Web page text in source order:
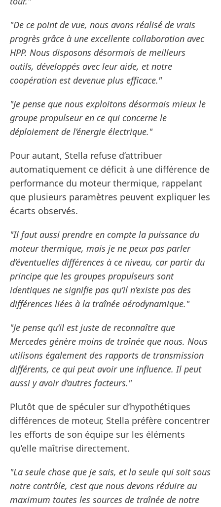
"De ce point de vue, nous avons réalisé de vrais
progrès grâce à une excellente collaboration avec
HPP. Nous disposons désormais de meilleurs
outils, développés avec leur aide, et notre
coopération est devenue plus efficace."
"Je pense que nous exploitons désormais mieux le
groupe propulseur en ce qui concerne le
déploiement de l’énergie électrique."
Pour autant, Stella refuse d’attribuer
automatiquement ce déficit à une différence de
performance du moteur thermique, rappelant
que plusieurs paramètres peuvent expliquer les
écarts observés.
"Il faut aussi prendre en compte la puissance du
moteur thermique, mais je ne peux pas parler
d’éventuelles différences à ce niveau, car partir du
principe que les groupes propulseurs sont
identiques ne signifie pas qu’il n’existe pas des
différences liées à la traînée aérodynamique."
"Je pense qu’il est juste de reconnaître que
Mercedes génère moins de traînée que nous. Nous
utilisons également des rapports de transmission
différents, ce qui peut avoir une influence. Il peut
aussi y avoir d’autres facteurs."
Plutôt que de spéculer sur d’hypothétiques
différences de moteur, Stella préfère concentrer
les efforts de son équipe sur les éléments
qu’elle maîtrise directement.
"La seule chose que je sais, et la seule qui soit sous
notre contrôle, c’est que nous devons réduire au
maximum toutes les sources de traînée de notre